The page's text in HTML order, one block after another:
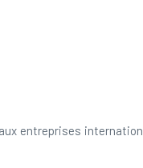
entreprises